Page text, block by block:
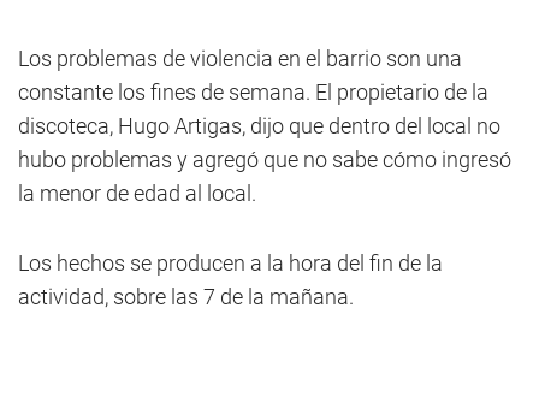
Los problemas de violencia en el barrio son una
constante los fines de semana. El propietario de la
discoteca, Hugo Artigas, dijo que dentro del local no
hubo problemas y agregó que no sabe cómo ingresó
la menor de edad al local.
Los hechos se producen a la hora del fin de la
actividad, sobre las 7 de la mañana.